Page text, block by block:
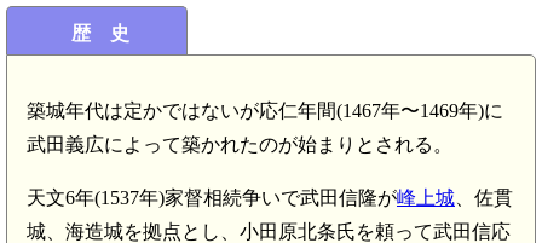
歴 史
築城年代は定かではないが応仁年間(1467年〜1469年)に
武田義広によって築かれたのが始まりとされる。
天文6年(1537年)家督相続争いで武田信隆が峰上城 、佐貫
城、海造城を拠点とし、小田原北条氏を頼って武田信応